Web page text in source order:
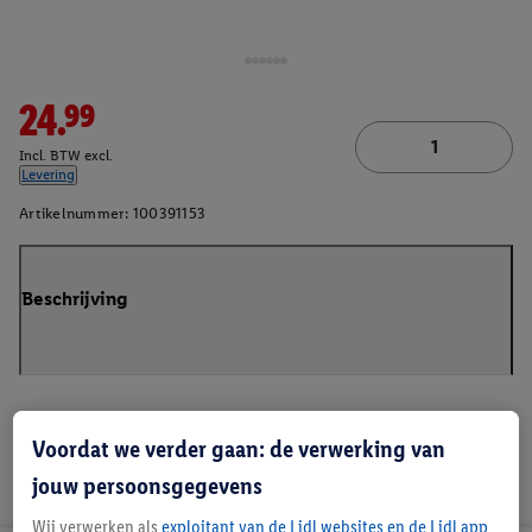
24.99
Incl. BTW excl.
Levering
Artikelnummer: 100391153
Beschrijving
Voordat we verder gaan: de verwerking van
jouw persoonsgegevens
Wij verwerken als exploitant van de Lidl websites en de Lidl app